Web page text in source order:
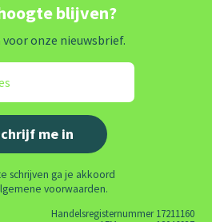
blijven?
onze nieuwsbrief.
schrijven ga je akkoord
voorwaarden.
Handelsregisternummer 17211160